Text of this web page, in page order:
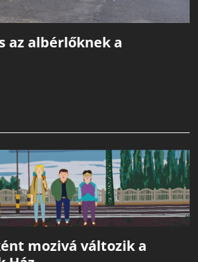
az albérlőknek a
mozivá változik a